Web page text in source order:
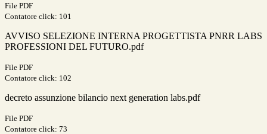
File PDF
Contatore click: 101
AVVISO SELEZIONE INTERNA PROGETTISTA PNRR LABS
PROFESSIONI DEL FUTURO.pdf
File PDF
Contatore click: 102
decreto assunzione bilancio next generation labs.pdf
File PDF
Contatore click: 73